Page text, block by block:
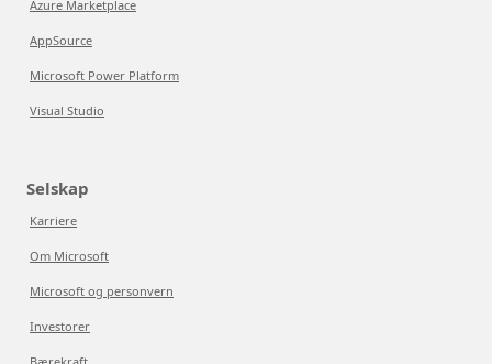
Azure Marketplace
AppSource
Microsoft Power Platform
Visual Studio
Selskap
Karriere
Om Microsoft
Microsoft og personvern
Investorer